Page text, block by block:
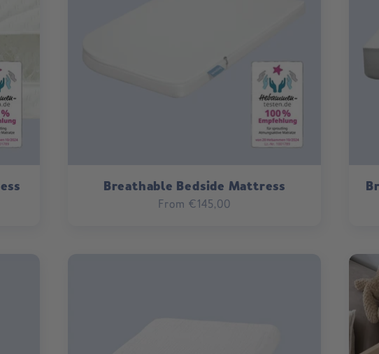
:
Breathable Bedside Mattress
Regular
From €145,00